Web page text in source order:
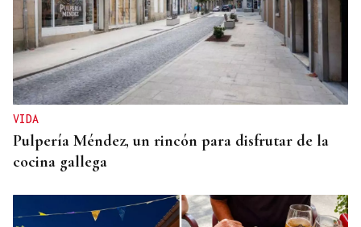
VIDA
Pulpería Méndez, un rincón para disfrutar de la
cocina gallega